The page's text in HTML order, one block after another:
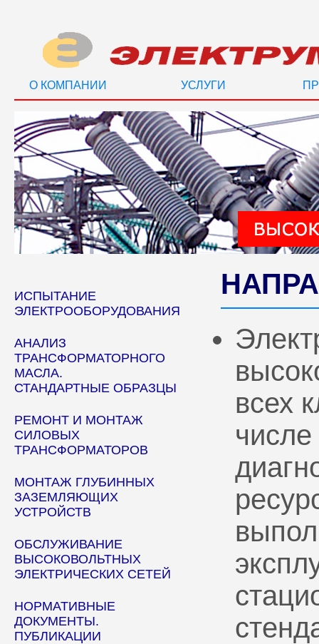
О КОМПАНИИ УСЛУГИ
ИСПЫТАНИЕ
ЭЛЕКТРООБОРУДОВАНИЯ
АНАЛИЗ
ТРАНСФОРМАТОРНОГО
МАСЛА.
СТАНДАРТНЫЕ ОБРАЗЦЫ
РЕМОНТ И МОНТАЖ
СИЛОВЫХ
ТРАНСФОРМАТОРОВ
МОНТАЖ ГЛУБИННЫХ
ЗАЗЕМЛЯЮЩИХ
УСТРОЙСТВ
ОБСЛУЖИВАНИЕ
ВЫСОКОВОЛЬТНЫХ
ЭЛЕКТРИЧЕСКИХ СЕТЕЙ
НОРМАТИВНЫЕ
ДОКУМЕНТЫ.
ПУБЛИКАЦИИ
всех